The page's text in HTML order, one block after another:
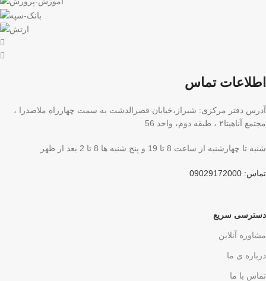
اطلاعات تماس
آدرس دفتر مرکزی: شیراز،خیابان قصرالدشت به سمت چهارراه ملاصدرا ،
مجتمع آناهیتا۲ ، طبقه دوم، واحد 56
شنبه تا چهارشنبه از ساعت 8 تا 19 و پنج شنبه ها 8 تا 2 بعد از ظهر
تماس: 09029172000
دسترسی سریع
مشاوره آنلاین
درباره ی ما
تماس با ما